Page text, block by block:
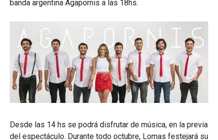
banda argentina Agapornis a las 18hs.
Desde las 14 hs se podrá disfrutar de música, en la previa
del espectáculo. Durante todo octubre, Lomas festejará su